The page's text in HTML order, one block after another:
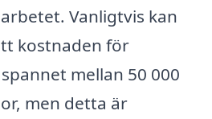
Vanligtvis kan
kostnaden för
mellan 50 000
men detta är